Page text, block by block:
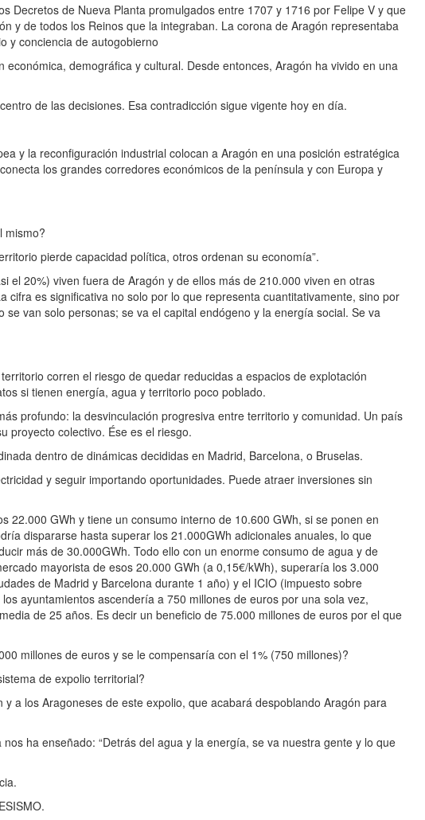
de Nueva Planta promulgados entre 1707 y 1716 por Felipe V y que
y de todos los Reinos que la integraban. La corona de Aragón representaba
y conciencia de autogobierno
demográfica y cultural. Desde entonces, Aragón ha vivido en una
de las decisiones. Esa contradicción sigue vigente hoy en día.
y la reconfiguración industrial colocan a Aragón en una posición estratégica
los grandes corredores económicos de la península y con Europa y
mismo?
pierde capacidad política, otros ordenan su economía”.
20%) viven fuera de Aragón y de ellos más de 210.000 viven en otras
cifra es significativa no solo por lo que representa cuantitativamente, sino por
van solo personas; se va el capital endógeno y la energía social. Se va
corren el riesgo de quedar reducidas a espacios de explotación
si tienen energía, agua y territorio poco poblado.
profundo: la desvinculación progresiva entre territorio y comunidad. Un país
proyecto colectivo. Ése es el riesgo.
dentro de dinámicas decididas en Madrid, Barcelona, o Bruselas.
y seguir importando oportunidades. Puede atraer inversiones sin
GWh y tiene un consumo interno de 10.600 GWh, si se ponen en
dispararse hasta superar los 21.000GWh adicionales anuales, lo que
más de 30.000GWh. Todo ello con un enorme consumo de agua y de
mayorista de esos 20.000 GWh (a 0,15€/kWh), superaría los 3.000
de Madrid y Barcelona durante 1 año) y el ICIO (impuesto sobre
ayuntamientos ascendería a 750 millones de euros por una sola vez,
de 25 años. Es decir un beneficio de 75.000 millones de euros por el que
millones de euros y se le compensaría con el 1% (750 millones)?
de expolio territorial?
los Aragoneses de este expolio, que acabará despoblando Aragón para
ha enseñado: “Detrás del agua y la energía, se va nuestra gente y lo que